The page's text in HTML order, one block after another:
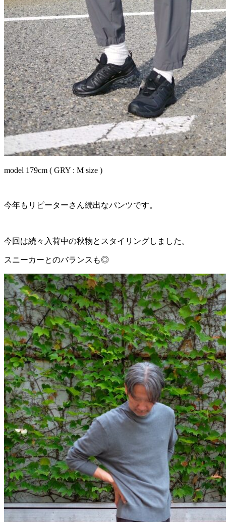
model 179cm ( GRY : M size )
今年もリピーターさん続出なパンツです。
今回は続々入荷中の秋物とスタイリングしました。
スニーカーとのバランスも◎